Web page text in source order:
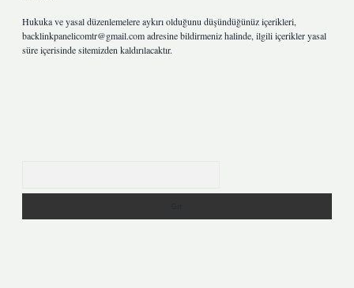
Hukuka ve yasal düzenlemelere aykırı olduğunu düşündüğünüz içerikleri,
backlinkpanelicomtr@gmail.comadresine bildirmeniz halinde, ilgili içerikler yasal
süre içerisinde sitemizden kaldırılacaktır.